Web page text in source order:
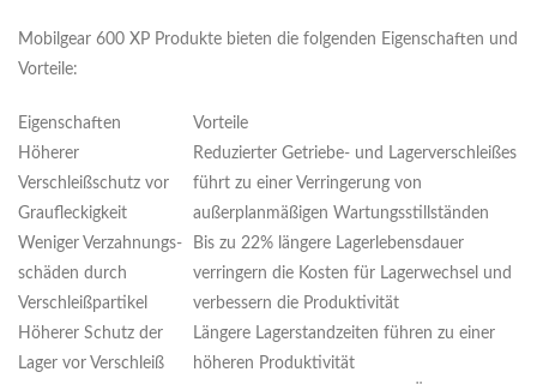
Mobilgear 600 XP Produkte bieten die folgenden Eigenschaften und
Vorteile:
Eigenschaften
Vorteile
Höherer
Verschleißschutz vor
Graufleckigkeit
Reduzierter Getriebe- und Lagerverschleißes
führt zu einer Verringerung von
außerplanmäßigen Wartungsstillständen
Weniger Verzahnungs-
schäden durch
Verschleißpartikel
Bis zu 22% längere Lagerlebensdauer
verringern die Kosten für Lagerwechsel und
verbessern die Produktivität
Höherer Schutz der
Lager vor Verschleiß
Längere Lagerstandzeiten führen zu einer
höheren Produktivität